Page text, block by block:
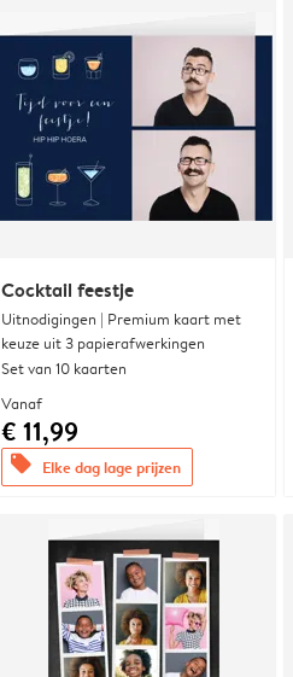
Cocktail feestje
Uitnodigingen | Premium kaart met
keuze uit 3 papierafwerkingen
Set van 10 kaarten
Vanaf
€ 11,99
offers Elke dag lage prijzen